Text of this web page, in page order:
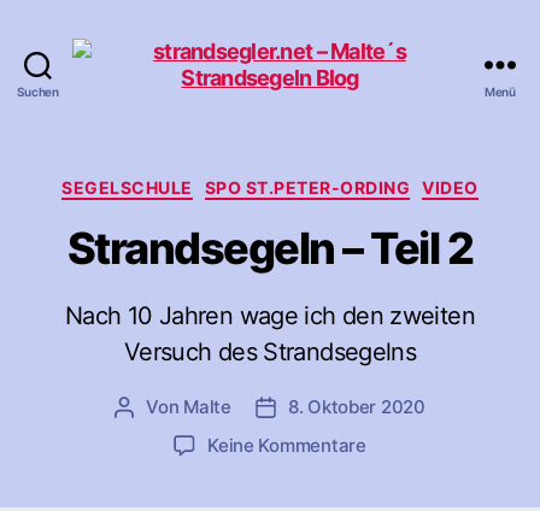
Suchen
´s
Strandsegeln
Blog
Menü
Kategorien
SEGELSCHULE SPO ST.PETER-ORDING VIDEO
Strandsegeln – Teil 2
Nach 10 Jahren wage ich den zweiten
Versuch des Strandsegelns
Beitragsautor
Von Malte Veröffentlichungsdatum
8. Oktober 2020
Keine Kommentarezu